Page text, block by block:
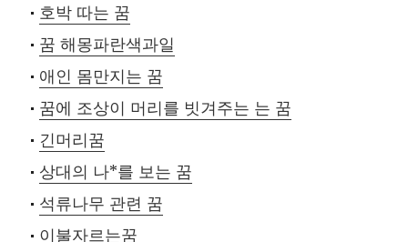
호박 따는 꿈
꿈 해몽파란색과일
애인 몸만지는 꿈
꿈에 조상이 머리를 빗겨주는 는 꿈
긴머리꿈
상대의 나*를 보는 꿈
석류나무 관련 꿈
이불자르는꿈